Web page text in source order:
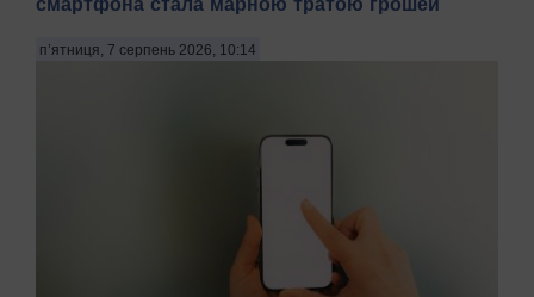
п’ятниця, 7 серпень 2026, 10:14